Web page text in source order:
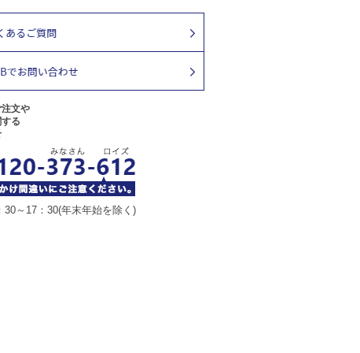
文や
る
30～17：30(年末年始を除く)